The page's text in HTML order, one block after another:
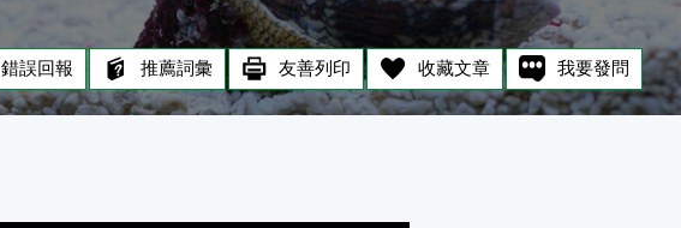
錯誤回報 推薦詞彙 友善列印 收藏文章 我要發問